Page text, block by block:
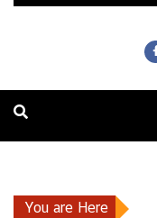
You are Here